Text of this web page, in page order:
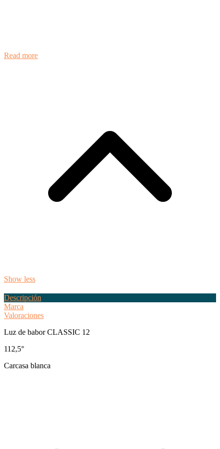
Read more
Show less
Descripción
Marca
Valoraciones
Luz de babor CLASSIC 12
112,5°
Carcasa blanca